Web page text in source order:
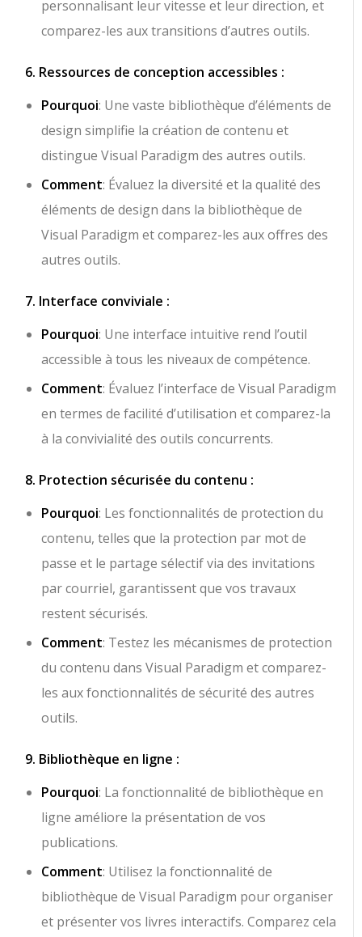
personnalisant leur vitesse et leur direction, et
comparez-les aux transitions d’autres outils.
6. Ressources de conception accessibles :
Pourquoi: Une vaste bibliothèque d’éléments de
design simplifie la création de contenu et
distingue Visual Paradigm des autres outils.
Comment: Évaluez la diversité et la qualité des
éléments de design dans la bibliothèque de
Visual Paradigm et comparez-les aux offres des
autres outils.
7. Interface conviviale :
Pourquoi: Une interface intuitive rend l’outil
accessible à tous les niveaux de compétence.
Comment: Évaluez l’interface de Visual Paradigm
en termes de facilité d’utilisation et comparez-la
à la convivialité des outils concurrents.
8. Protection sécurisée du contenu :
Pourquoi: Les fonctionnalités de protection du
contenu, telles que la protection par mot de
passe et le partage sélectif via des invitations
par courriel, garantissent que vos travaux
restent sécurisés.
Comment: Testez les mécanismes de protection
du contenu dans Visual Paradigm et comparez-
les aux fonctionnalités de sécurité des autres
outils.
9. Bibliothèque en ligne :
Pourquoi: La fonctionnalité de bibliothèque en
ligne améliore la présentation de vos
publications.
Comment: Utilisez la fonctionnalité de
bibliothèque de Visual Paradigm pour organiser
et présenter vos livres interactifs. Comparez cela